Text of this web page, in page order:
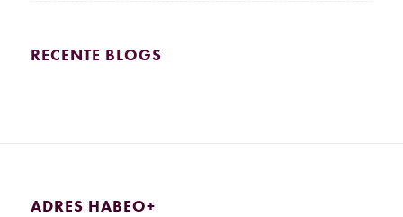
RECENTE BLOGS
ADRES HABEO+